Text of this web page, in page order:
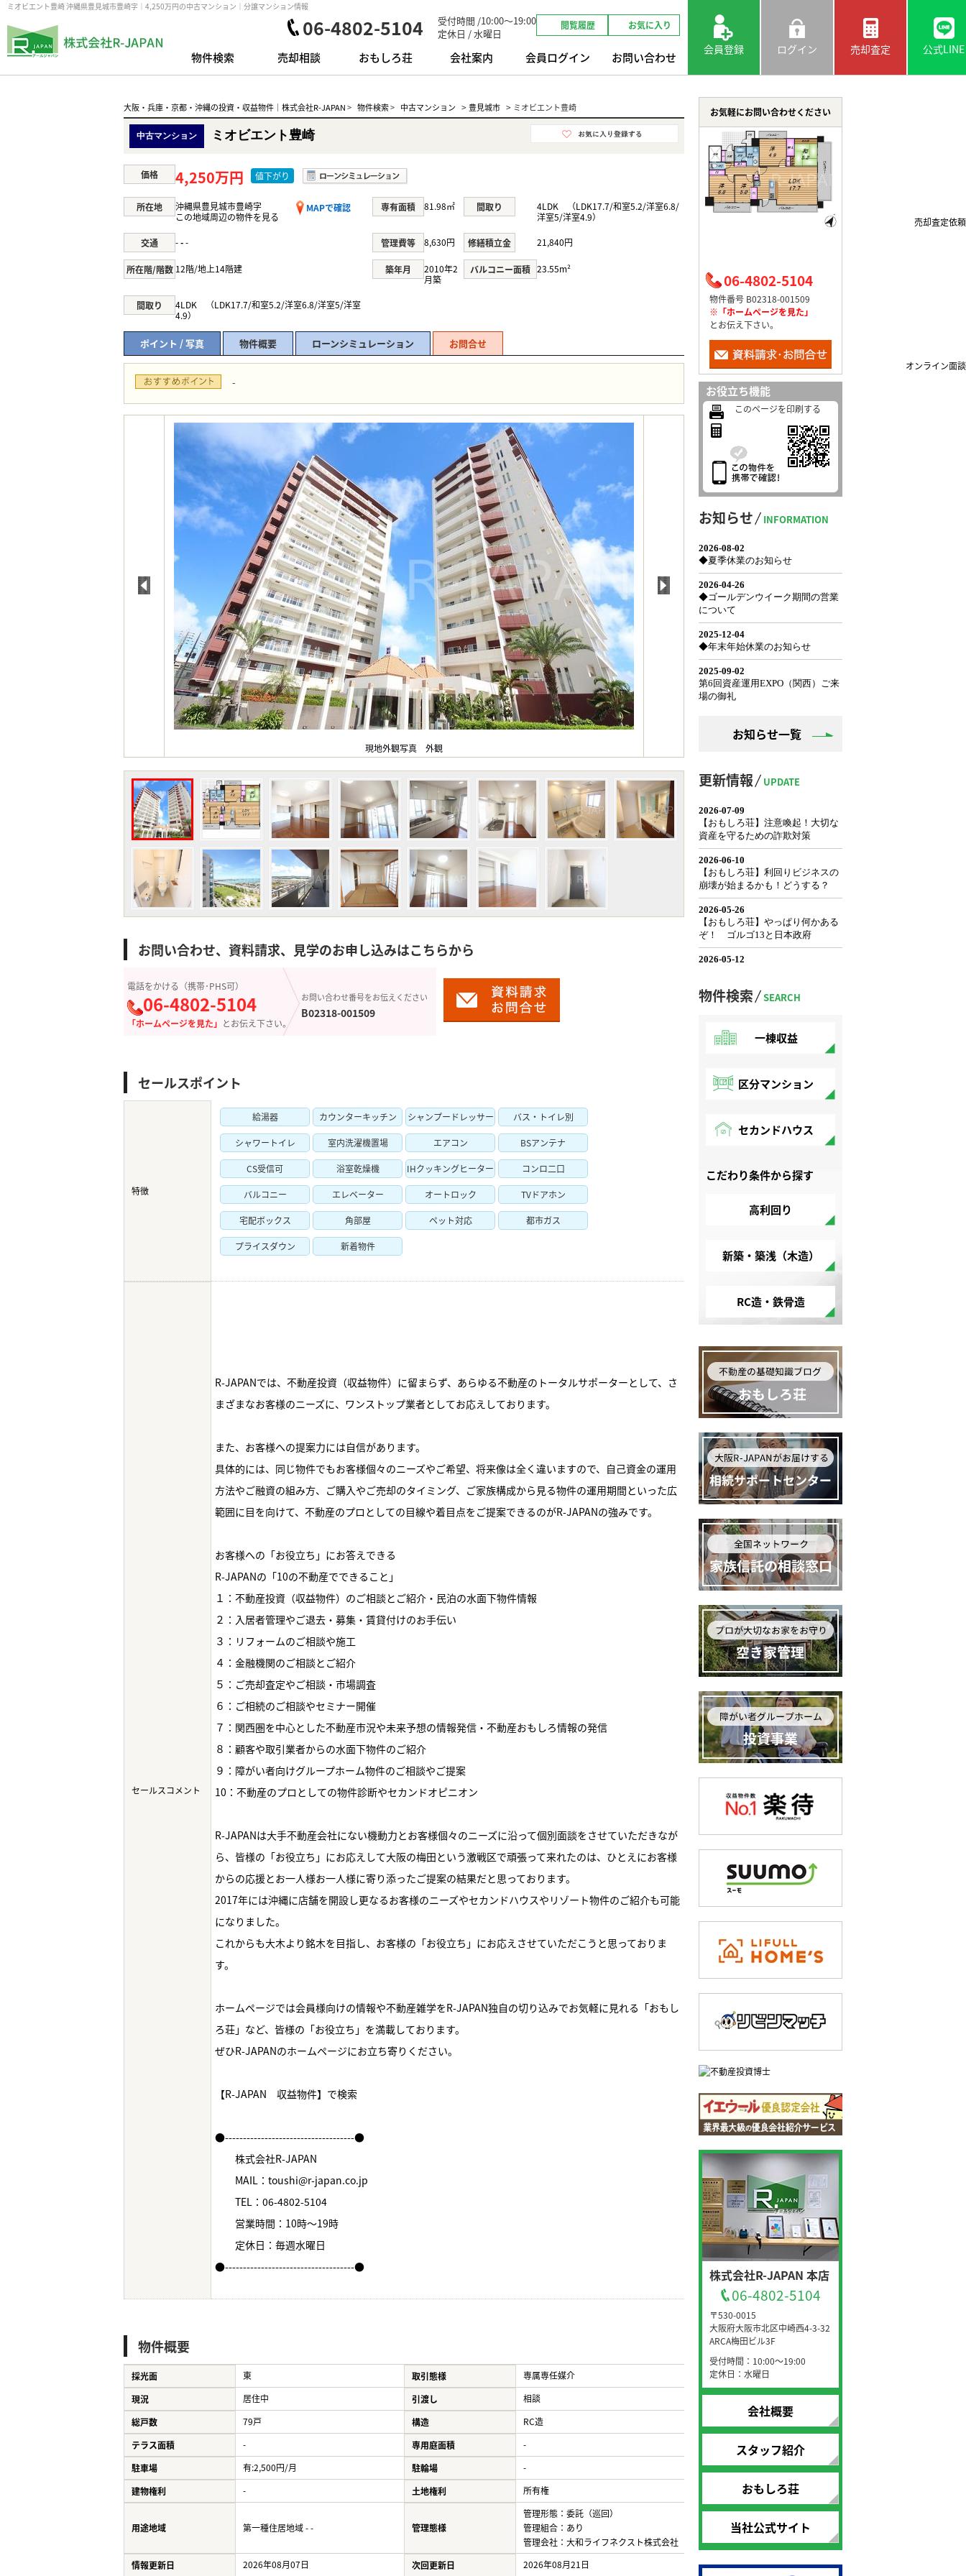
ミオビエント豊崎 沖縄県豊見城市豊崎字｜4,250万円の中古マンション｜分譲マンション情報
06-4802-5104
受付時間 /10:00～19:00
定休日 / 水曜日
閲覧履歴 お気に入り
物件検索 売却相談 おもしろ荘 会社案内 会員ログイン お問い合わせ
会員登録 ログイン 売却査定 公式LINE
大阪・兵庫・京都・沖縄の投資・収益物件｜株式会社R-JAPAN> 物件検索> 中古マンション >豊見城市 > ミオビエント豊崎
中古マンション ミオビエント豊崎
価格 4,250万円 値下がり
所在地 沖縄県豊見城市豊崎字 MAPで確認
この地域周辺の物件を見る
専有面積 81.98㎡ 間取り
4LDK （LDK17.7/和室5.2/洋室6.8/
洋室5/洋室4.9）
交通 --- 管理費等 8,630円 修繕積立金 21,840円
所在階/階数 12階/地上14階建 築年月
2010年2
月築
バルコニー面積 23.55m²
間取り
4LDK （LDK17.7/和室5.2/洋室6.8/洋室5/洋室
4.9）
ポイント / 写真 物件概要 ローンシミュレーション お問合せ
-
現地外観写真 外観
お問い合わせ、資料請求、見学のお申し込みはこちらから
電話をかける（携帯･PHS可）
06-4802-5104
「ホームページを見た」 とお伝え下さい。
お問い合わせ番号をお伝えください
B02318-001509
セールスポイント
特徴
給湯器 カウンターキッチン シャンプードレッサー バス・トイレ別
シャワートイレ 室内洗濯機置場 エアコン BSアンテナ
CS受信可 浴室乾燥機 IHクッキングヒーター コンロ二口
バルコニー エレベーター オートロック TVドアホン
宅配ボックス 角部屋 ペット対応 都市ガス
プライスダウン 新着物件
セールスコメント
R-JAPANでは、不動産投資（収益物件）に留まらず、あらゆる不動産のトータルサポーターとして、さ
まざまなお客様のニーズに、ワンストップ業者としてお応えしております。
また、お客様への提案力には自信があります。
具体的には、同じ物件でもお客様個々のニーズやご希望、将来像は全く違いますので、自己資金の運用
方法やご融資の組み方、ご購入やご売却のタイミング、ご家族構成から見る物件の運用期間といった広
範囲に目を向けて、不動産のプロとしての目線や着目点をご提案できるのがR-JAPANの強みです。
お客様への「お役立ち」にお答えできる
R-JAPANの「10の不動産でできること」
１：不動産投資（収益物件）のご相談とご紹介・民泊の水面下物件情報
２：入居者管理やご退去・募集・賃貸付けのお手伝い
３：リフォームのご相談や施工
４：金融機関のご相談とご紹介
５：ご売却査定やご相談・市場調査
６：ご相続のご相談やセミナー開催
７：関西圏を中心とした不動産市況や未来予想の情報発信・不動産おもしろ情報の発信
８：顧客や取引業者からの水面下物件のご紹介
９：障がい者向けグループホーム物件のご相談やご提案
10：不動産のプロとしての物件診断やセカンドオピニオン
R-JAPANは大手不動産会社にない機動力とお客様個々のニーズに沿って個別面談をさせていただきなが
ら、皆様の「お役立ち」にお応えして大阪の梅田という激戦区で頑張って来れたのは、ひとえにお客様
からの応援とお一人様お一人様に寄り添ったご提案の結果だと思っております。
2017年には沖縄に店舗を開設し更なるお客様のニーズやセカンドハウスやリゾート物件のご紹介も可能
になりました。
これからも大木より銘木を目指し、お客様の「お役立ち」にお応えさせていただこうと思っておりま
す。
ホームページでは会員様向けの情報や不動産雑学をR-JAPAN独自の切り込みでお気軽に見れる「おもし
ろ荘」など、皆様の「お役立ち」を満載しております。
ぜひR-JAPANのホームページにお立ち寄りください。
【R-JAPAN 収益物件】で検索
●------------------------------------●
株式会社R-JAPAN
MAIL：toushi@r-japan.co.jp
TEL：06-4802-5104
営業時間：10時～19時
定休日：毎週水曜日
●------------------------------------●
物件概要
採光面 東 取引態様
専属専任媒介
現況
居住中 引渡し
相談
総戸数
79戸 構造
RC造
テラス面積
- 専用庭面積
-
駐車場
有:2,500円/月 駐輪場
-
建物権利
- 土地権利 所有権
用途地域 第一種住居地域 - - 管理態様
管理形態：委託（巡回）
管理組合：あり
管理会社：大和ライフネクスト株式会社
情報更新日
2026年08月07日 次回更新日 2026年08月21日
お気軽にお問い合わせください
06-4802-5104
物件番号 B02318-001509
※「ホームページを見た」
とお伝え下さい。
お役立ち機能
このページを印刷する
お知らせ INFORMATION
お知らせ一覧
更新情報 UPDATE
物件検索 SEARCH
一棟収益
区分マンション
セカンドハウス
こだわり条件から探す
高利回り
新築・築浅（木造）
RC造・鉄骨造
株式会社R-JAPAN 本店
06-4802-5104
〒530-0015
大阪府大阪市北区中崎西4-3-32
ARCA梅田ビル3F
受付時間：10:00～19:00
定休日：水曜日
会社概要
スタッフ紹介
おもしろ荘
当社公式サイト
売却査定依頼
オンライン面談